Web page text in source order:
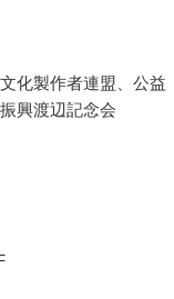
化製作者連盟、公益
興渡辺記念会